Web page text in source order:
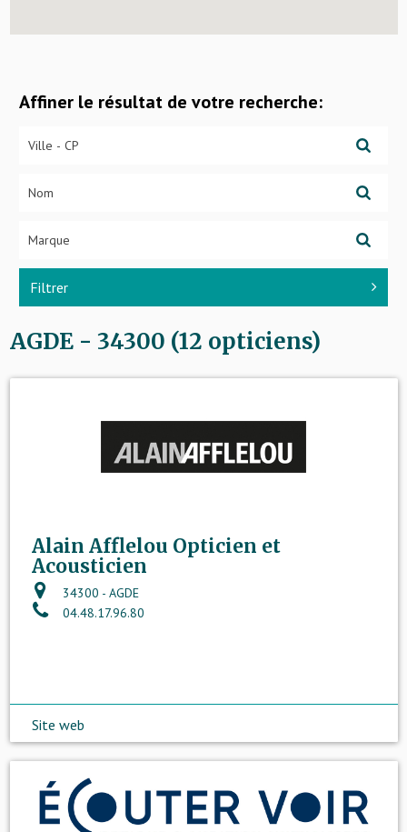
Affiner le résultat de votre recherche:
Filtrer
AGDE - 34300 (12 opticiens)
Alain Afflelou Opticien et
Acousticien
34300 - AGDE
04.48.17.96.80
Site web